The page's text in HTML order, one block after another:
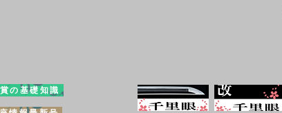
の基礎知識